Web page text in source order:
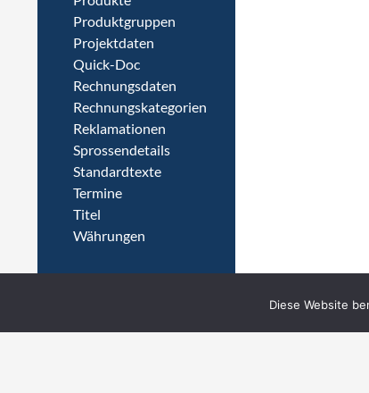
Produktgruppen
Projektdaten
Quick-Doc
Rechnungsdaten
Rechnungskategorien
Reklamationen
Sprossendetails
Standardtexte
Termine
Titel
Währungen
Diese Website